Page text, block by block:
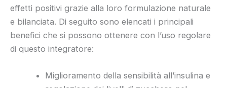
effetti positivi grazie alla loro formulazione naturale
e bilanciata. Di seguito sono elencati i principali
benefici che si possono ottenere con l’uso regolare
di questo integratore:
Miglioramento della sensibilità all’insulina e